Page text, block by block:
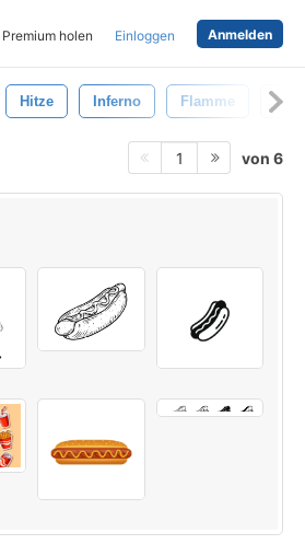
Premium holen Einloggen Anmelden
Hitze Inferno Flamme
1 von 6